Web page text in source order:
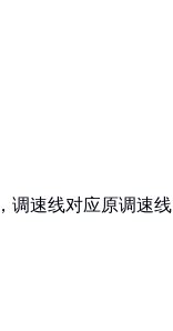
调速线对应原调速线